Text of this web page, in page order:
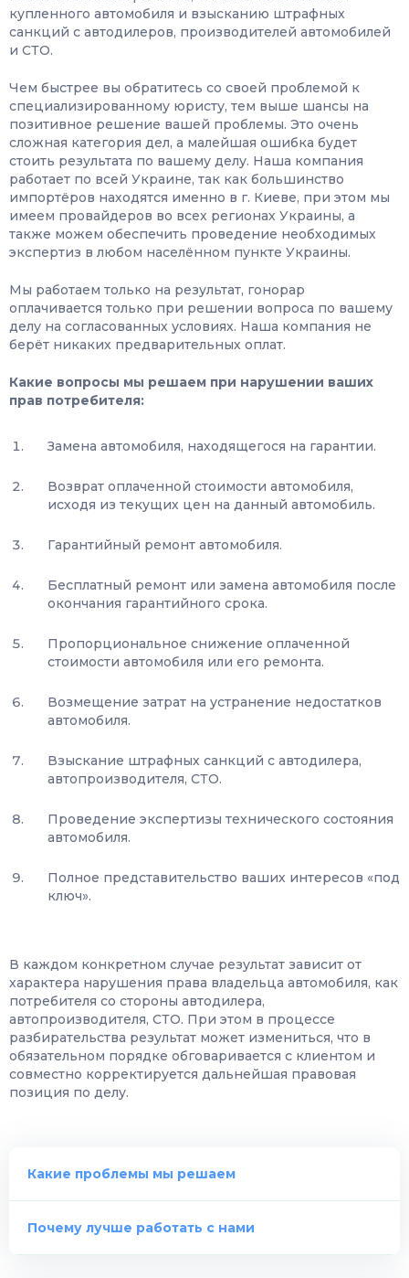
купленного автомобиля и взысканию штрафных
санкций с автодилеров, производителей автомобилей
и СТО.
Чем быстрее вы обратитесь со своей проблемой к
специализированному юристу, тем выше шансы на
позитивное решение вашей проблемы. Это очень
сложная категория дел, а малейшая ошибка будет
стоить результата по вашему делу. Наша компания
работает по всей Украине, так как большинство
импортёров находятся именно в г. Киеве, при этом мы
имеем провайдеров во всех регионах Украины, а
также можем обеспечить проведение необходимых
экспертиз в любом населённом пункте Украины.
Мы работаем только на результат, гонорар
оплачивается только при решении вопроса по вашему
делу на согласованных условиях. Наша компания не
берёт никаких предварительных оплат.
Какие вопросы мы решаем при нарушении ваших
прав потребителя:
Замена автомобиля, находящегося на гарантии.
Возврат оплаченной стоимости автомобиля,
исходя из текущих цен на данный автомобиль.
Гарантийный ремонт автомобиля.
Бесплатный ремонт или замена автомобиля после
окончания гарантийного срока.
Пропорциональное снижение оплаченной
стоимости автомобиля или его ремонта.
Возмещение затрат на устранение недостатков
автомобиля.
Взыскание штрафных санкций с автодилера,
автопроизводителя, СТО.
Проведение экспертизы технического состояния
автомобиля.
Полное представительство ваших интересов «под
ключ».
В каждом конкретном случае результат зависит от
характера нарушения права владельца автомобиля, как
потребителя со стороны автодилера,
автопроизводителя, СТО. При этом в процессе
разбирательства результат может измениться, что в
обязательном порядке обговаривается с клиентом и
совместно корректируется дальнейшая правовая
позиция по делу.
Какие проблемы мы решаем
Почему лучше работать с нами